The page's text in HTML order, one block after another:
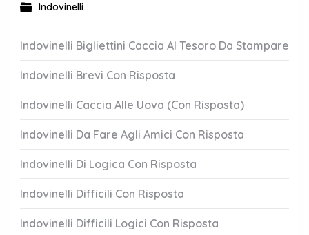
Indovinelli
Indovinelli Bigliettini Caccia Al Tesoro Da Stampare
Indovinelli Brevi Con Risposta
Indovinelli Caccia Alle Uova (Con Risposta)
Indovinelli Da Fare Agli Amici Con Risposta
Indovinelli Di Logica Con Risposta
Indovinelli Difficili Con Risposta
Indovinelli Difficili Logici Con Risposta